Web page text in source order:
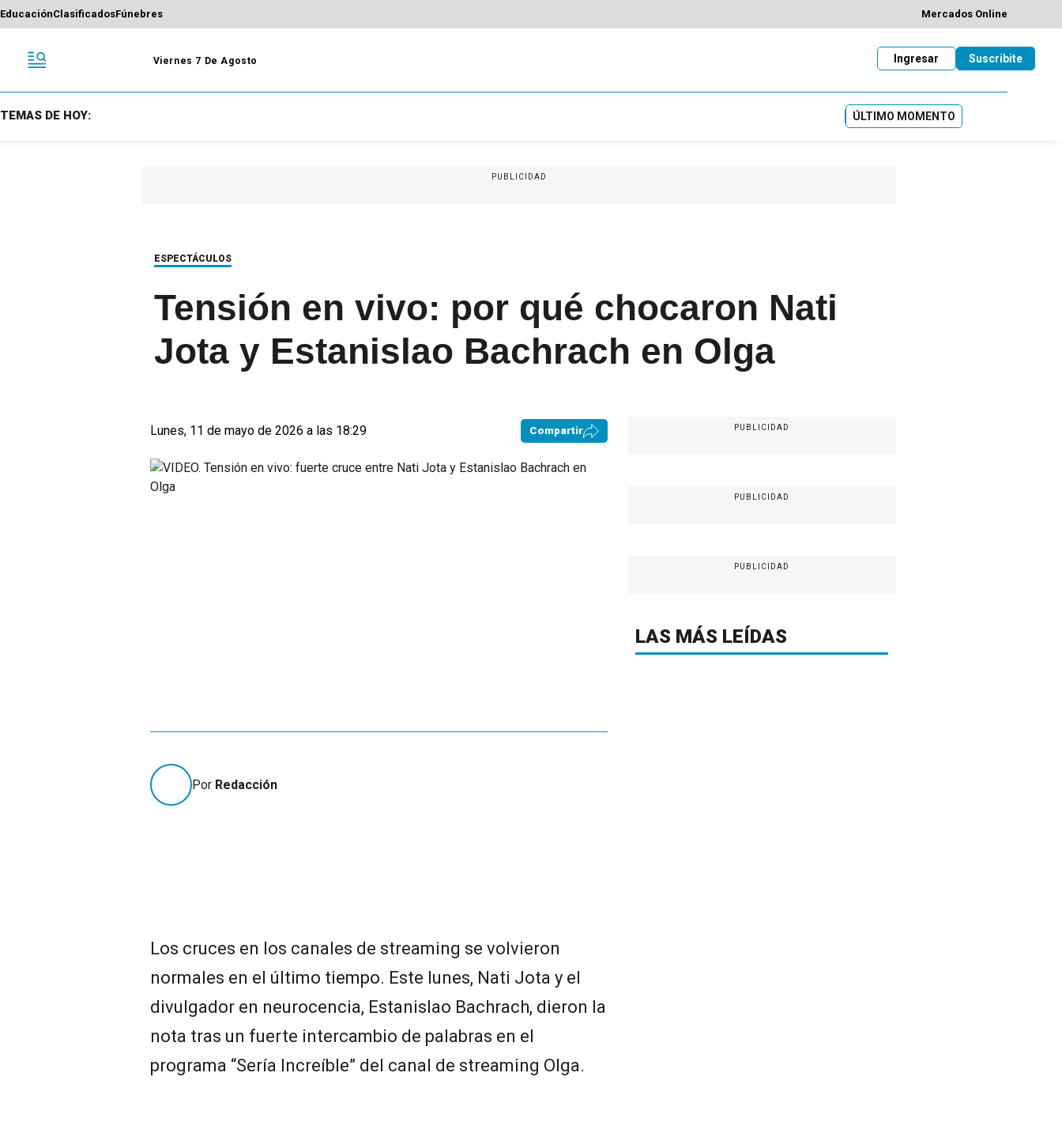
EducaciónClasificadosFúnebres Mercados Online
Viernes 7 De Agosto Suscribite
Ingresar
TEMAS DE HOY: ÚLTIMO MOMENTO
PUBLICIDAD
ESPECTÁCULOS
Tensión en vivo: por qué chocaron Nati
Jota y Estanislao Bachrach en Olga
Lunes, 11 de mayo de 2026 a las 18:29 Compartir
Por Redacción
Los cruces en los canales de streaming se volvieron
normales en el último tiempo. Este lunes, Nati Jota y el
divulgador en neurocencia, Estanislao Bachrach, dieron la
nota tras un fuerte intercambio de palabras en el
programa “Sería Increíble” del canal de streaming Olga.
PUBLICIDAD
PUBLICIDAD
PUBLICIDAD
LAS MÁS LEÍDAS